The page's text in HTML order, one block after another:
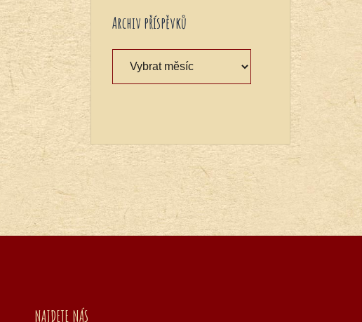
Archiv příspěvků
NAJDETE NÁS